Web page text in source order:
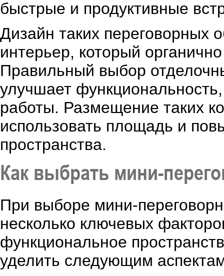
быстрые и продуктивные
Дизайн таких переговорных
интерьер, который
Правильный выбор
улучшает
работы. Размещение таких
использовать площадь и
пространства.
Как выбрать мини-
При выборе мини-
несколько ключевых
функциональное
уделить следующим